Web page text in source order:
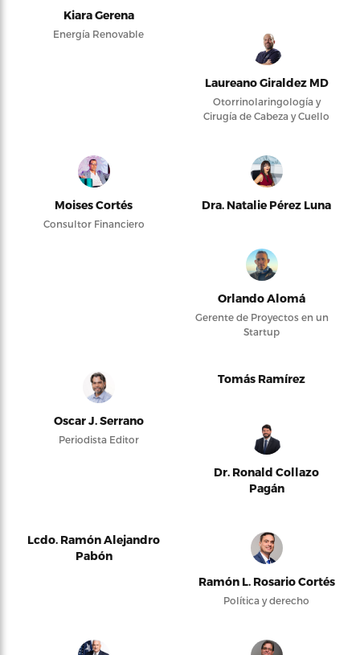
Kiara Gerena
Energía Renovable
Laureano Giraldez MD
Otorrinolaringología y
Cirugía de Cabeza y Cuello
Moises Cortés
Consultor Financiero
Dra. Natalie Pérez Luna
Orlando Alomá
Gerente de Proyectos en un
Startup
Oscar J. Serrano
Periodista Editor
Tomás Ramírez
Dr. Ronald Collazo
Pagán
Lcdo. Ramón Alejandro
Pabón
Ramón L. Rosario Cortés
Política y derecho